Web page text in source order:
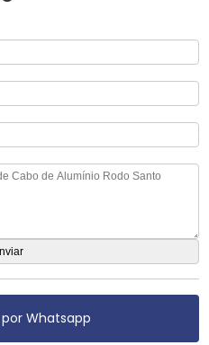
Whatsapp